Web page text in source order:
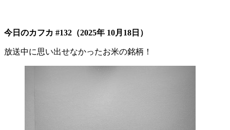
今日のカフカ #132（2025年 10月18日）
放送中に思い出せなかったお米の銘柄！